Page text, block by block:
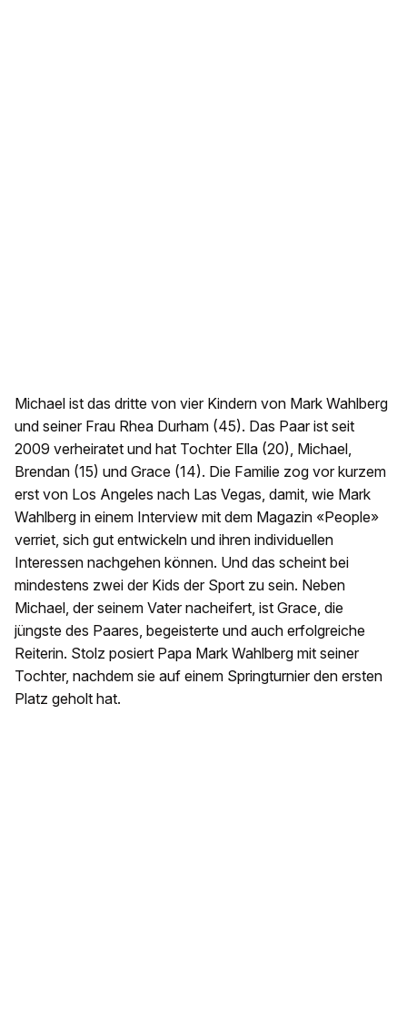
Michael ist das dritte von vier Kindern von Mark Wahlberg
und seiner Frau Rhea Durham (45). Das Paar ist seit
2009 verheiratet und hat Tochter Ella (20), Michael,
Brendan (15) und Grace (14). Die Familie zog vor kurzem
erst von Los Angeles nach Las Vegas, damit, wie Mark
Wahlberg in einem Interview mit dem Magazin «People»
verriet, sich gut entwickeln und ihren individuellen
Interessen nachgehen können. Und das scheint bei
mindestens zwei der Kids der Sport zu sein. Neben
Michael, der seinem Vater nacheifert, ist Grace, die
jüngste des Paares, begeisterte und auch erfolgreiche
Reiterin. Stolz posiert Papa Mark Wahlberg mit seiner
Tochter, nachdem sie auf einem Springturnier den ersten
Platz geholt hat.